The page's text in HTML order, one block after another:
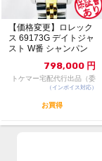
【価格変更】ロレック
ス 69173G デイトジャ
スト W番 シャンパン
798,000 円
トケマー宅配代行出品（委
託販売）
（インボイス対応）
お買得